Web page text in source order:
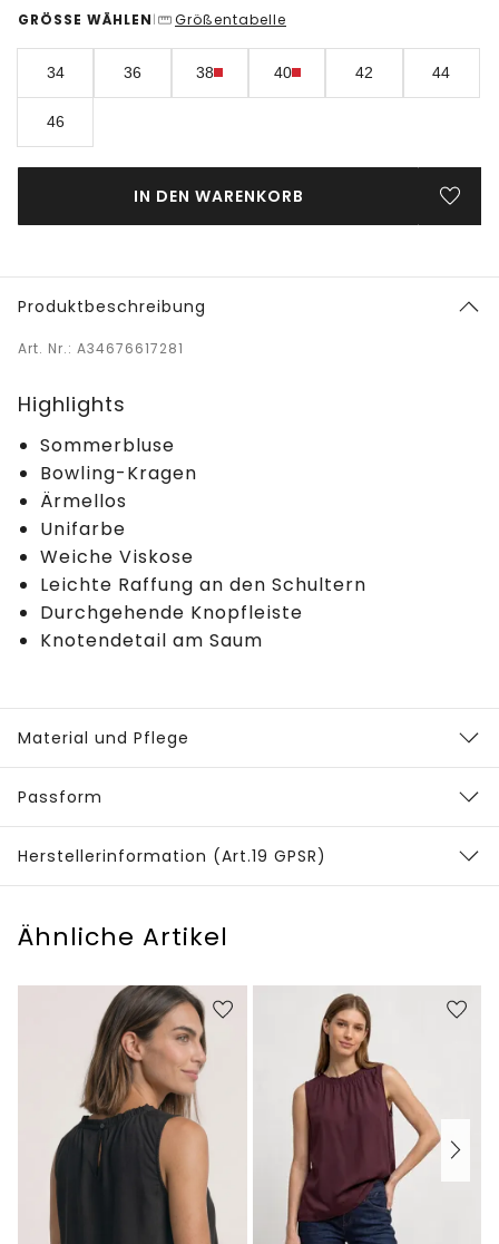
GRÖSSE WÄHLEN | Größentabelle
34 36 38 40 42 44
46
IN DEN WARENKORB
Produktbeschreibung
Art. Nr.: A34676617281
Highlights
Sommerbluse
Bowling-Kragen
Ärmellos
Unifarbe
Weiche Viskose
Leichte Raffung an den Schultern
Durchgehende Knopfleiste
Knotendetail am Saum
Material und Pflege
Passform
Herstellerinformation (Art.19 GPSR)
Ähnliche Artikel